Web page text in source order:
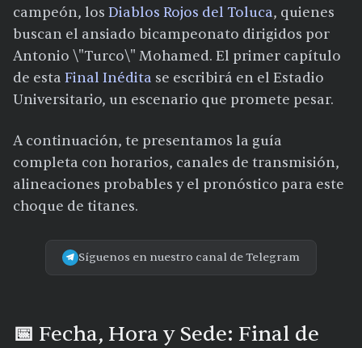
campeón, los Diablos Rojos del Toluca, quienes
buscan el ansiado bicampeonato dirigidos por
Antonio \"Turco\" Mohamed. El primer capítulo
de esta Final Inédita se escribirá en el Estadio
Universitario, un escenario que promete pesar.
A continuación, te presentamos la guía
completa con horarios, canales de transmisión,
alineaciones probables y el pronóstico para este
choque de titanes.
Síguenos en nuestro canal de Telegram
📅 Fecha, Hora y Sede: Final de